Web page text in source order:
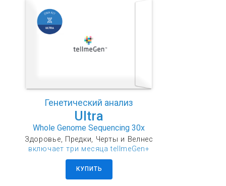
Генетический анализ
Ultra
Whole Genome Sequencing 30x
Здоровье, Предки, Черты и Велнес
включает три месяца tellmeGen+
КУПИТЬ